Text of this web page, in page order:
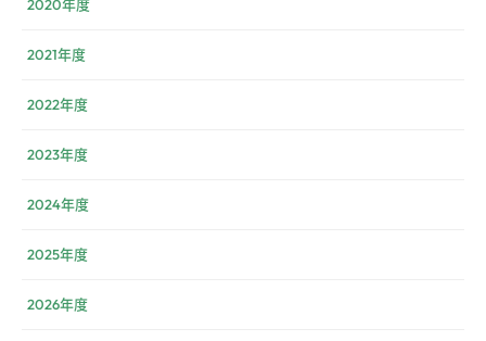
2020年度
2021年度
2022年度
2023年度
2024年度
2025年度
2026年度